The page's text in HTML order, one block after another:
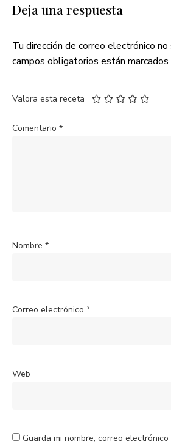
Deja una respuesta
Tu dirección de correo electrónico no
campos obligatorios están marcados
Valora esta receta
Comentario *
Nombre *
Correo electrónico *
Web
Guarda mi nombre, correo